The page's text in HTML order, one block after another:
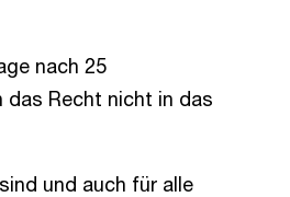
nach 25
das Recht nicht in das
und auch für alle